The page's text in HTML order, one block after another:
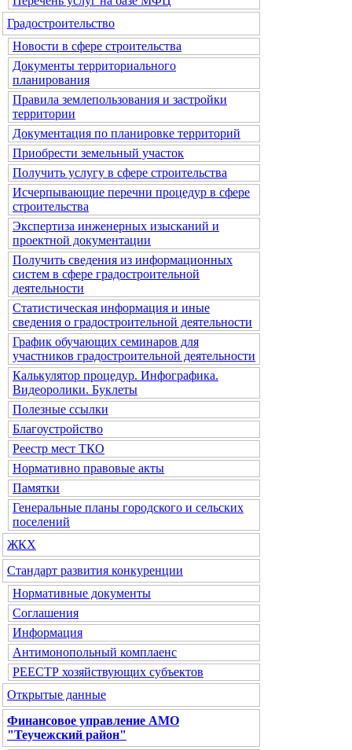
Градостроительство
Новости в сфере строительства
Документы территориального
планирования
Правила землепользования и застройки
территории
Документация по планировке территорий
Приобрести земельный участок
Получить услугу в сфере строительства
Исчерпывающие перечни процедур в сфере
строительства
Экспертиза инженерных изысканий и
проектной документации
Получить сведения из информационных
систем в сфере градостроительной
деятельности
Статистическая информация и иные
сведения о градостроительной деятельности
График обучающих семинаров для
участников градостроительной деятельности
Калькулятор процедур. Инфографика.
Видеоролики. Буклеты
Полезные ссылки
Благоустройство
Реестр мест ТКО
Нормативно правовые акты
Памятки
Генеральные планы городского и сельских
поселений
ЖКХ
Стандарт развития конкуренции
Нормативные документы
Соглашения
Информация
Антимонопольный комплаенс
РЕЕСТР хозяйствующих субъектов
Открытые данные
Финансовое управление АМО
"Теучежский район"